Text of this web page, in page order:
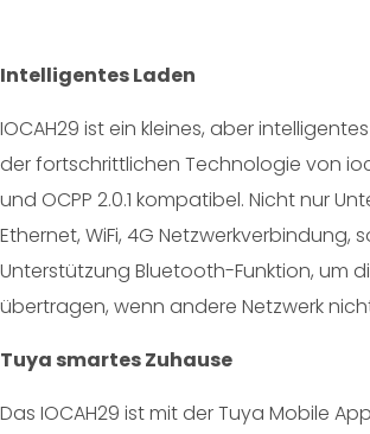
Intelligentes Laden
IOCAH29 ist ein kleines, aber
der fortschrittlichen Technologie von
und OCPP 2.0.1 kompatibel. Nicht nur
Ethernet, WiFi, 4G Netzwerkverbindung,
Unterstützung Bluetooth-Funktion, um
übertragen, wenn andere Netzwerk
Tuya smartes Zuhause
Das IOCAH29 ist mit der Tuya Mobile